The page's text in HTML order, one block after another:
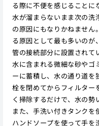
る際に不便を感じることに
水が溜まらないまま次の洗
の原因にもなりかねません
る原因として最も多いのが
管の接続部分に設置されて
水に含まれる微細な砂やゴ
ーに蓄積し、水の通り道を
栓を閉めてからフィルター
く掃除するだけで、水の勢
また、手洗い付きタンク
ハンドソープを使って手を